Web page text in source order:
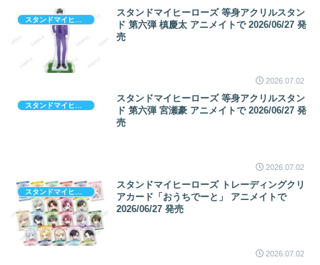
スタンドマイヒーローズ 等身アクリルスタン
ド 第六弾 槙慶太 アニメイトで 2026/06/27 発
売
2026.07.02
スタンドマイヒーローズ
スタンドマイヒーローズ 等身アクリルスタン
ド 第六弾 宮瀬豪 アニメイトで 2026/06/27 発
売
2026.07.02
スタンドマイヒーローズ
スタンドマイヒーローズ トレーディングクリ
アカード「おうちでーと」 アニメイトで
2026/06/27 発売
2026.07.02